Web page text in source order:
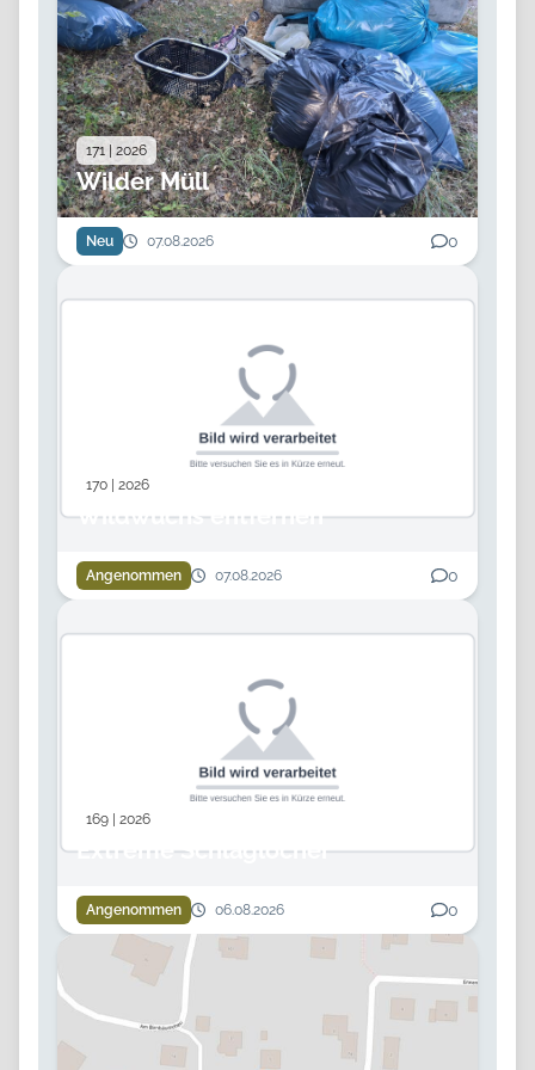
171 | 2026
Wilder Müll
Neu 07.08.2026 0
170 | 2026
Wildwuchs entfernen
Angenommen 07.08.2026 0
169 | 2026
Extreme Schlaglöcher
Angenommen 06.08.2026 0